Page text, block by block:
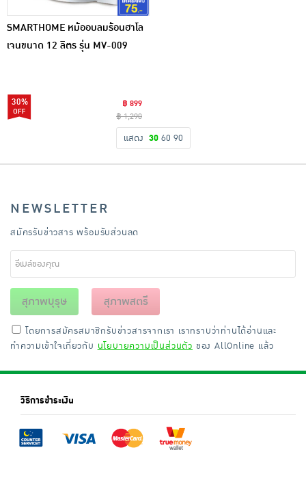
SMARTHOME หม้ออบลมร้อนฮาโล
เจนขนาด 12 ลิตร รุ่น MV-009
30%
฿ 899
฿ 1,290
แสดง 30 60 90
NEWSLETTER
สมัครรับข่าวสาร พร้อมรับส่วนลด
สุภาพบุรุษ สุภาพสตรี
โดยการสมัครสมาชิกรับข่าวสารจากเรา เราทราบว่าท่านได้อ่านและ
ทำความเข้าใจเกี่ยวกับ นโยบายความเป็นส่วนตัว ของ AllOnline แล้ว
วิธีการชำระเงิน